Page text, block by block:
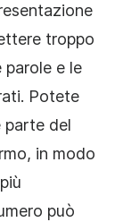
troppo
parole e le
Potete
parte del
in modo
può